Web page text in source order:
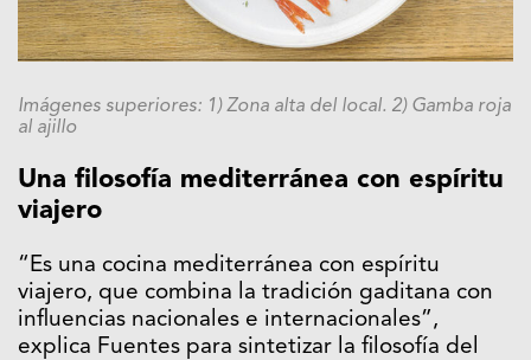
Imágenes superiores: 1) Zona alta del local. 2) Gamba roja
al ajillo
Una filosofía mediterránea con espíritu
viajero
“Es una cocina mediterránea con espíritu
viajero, que combina la tradición gaditana con
influencias nacionales e internacionales”,
explica Fuentes para sintetizar la filosofía del